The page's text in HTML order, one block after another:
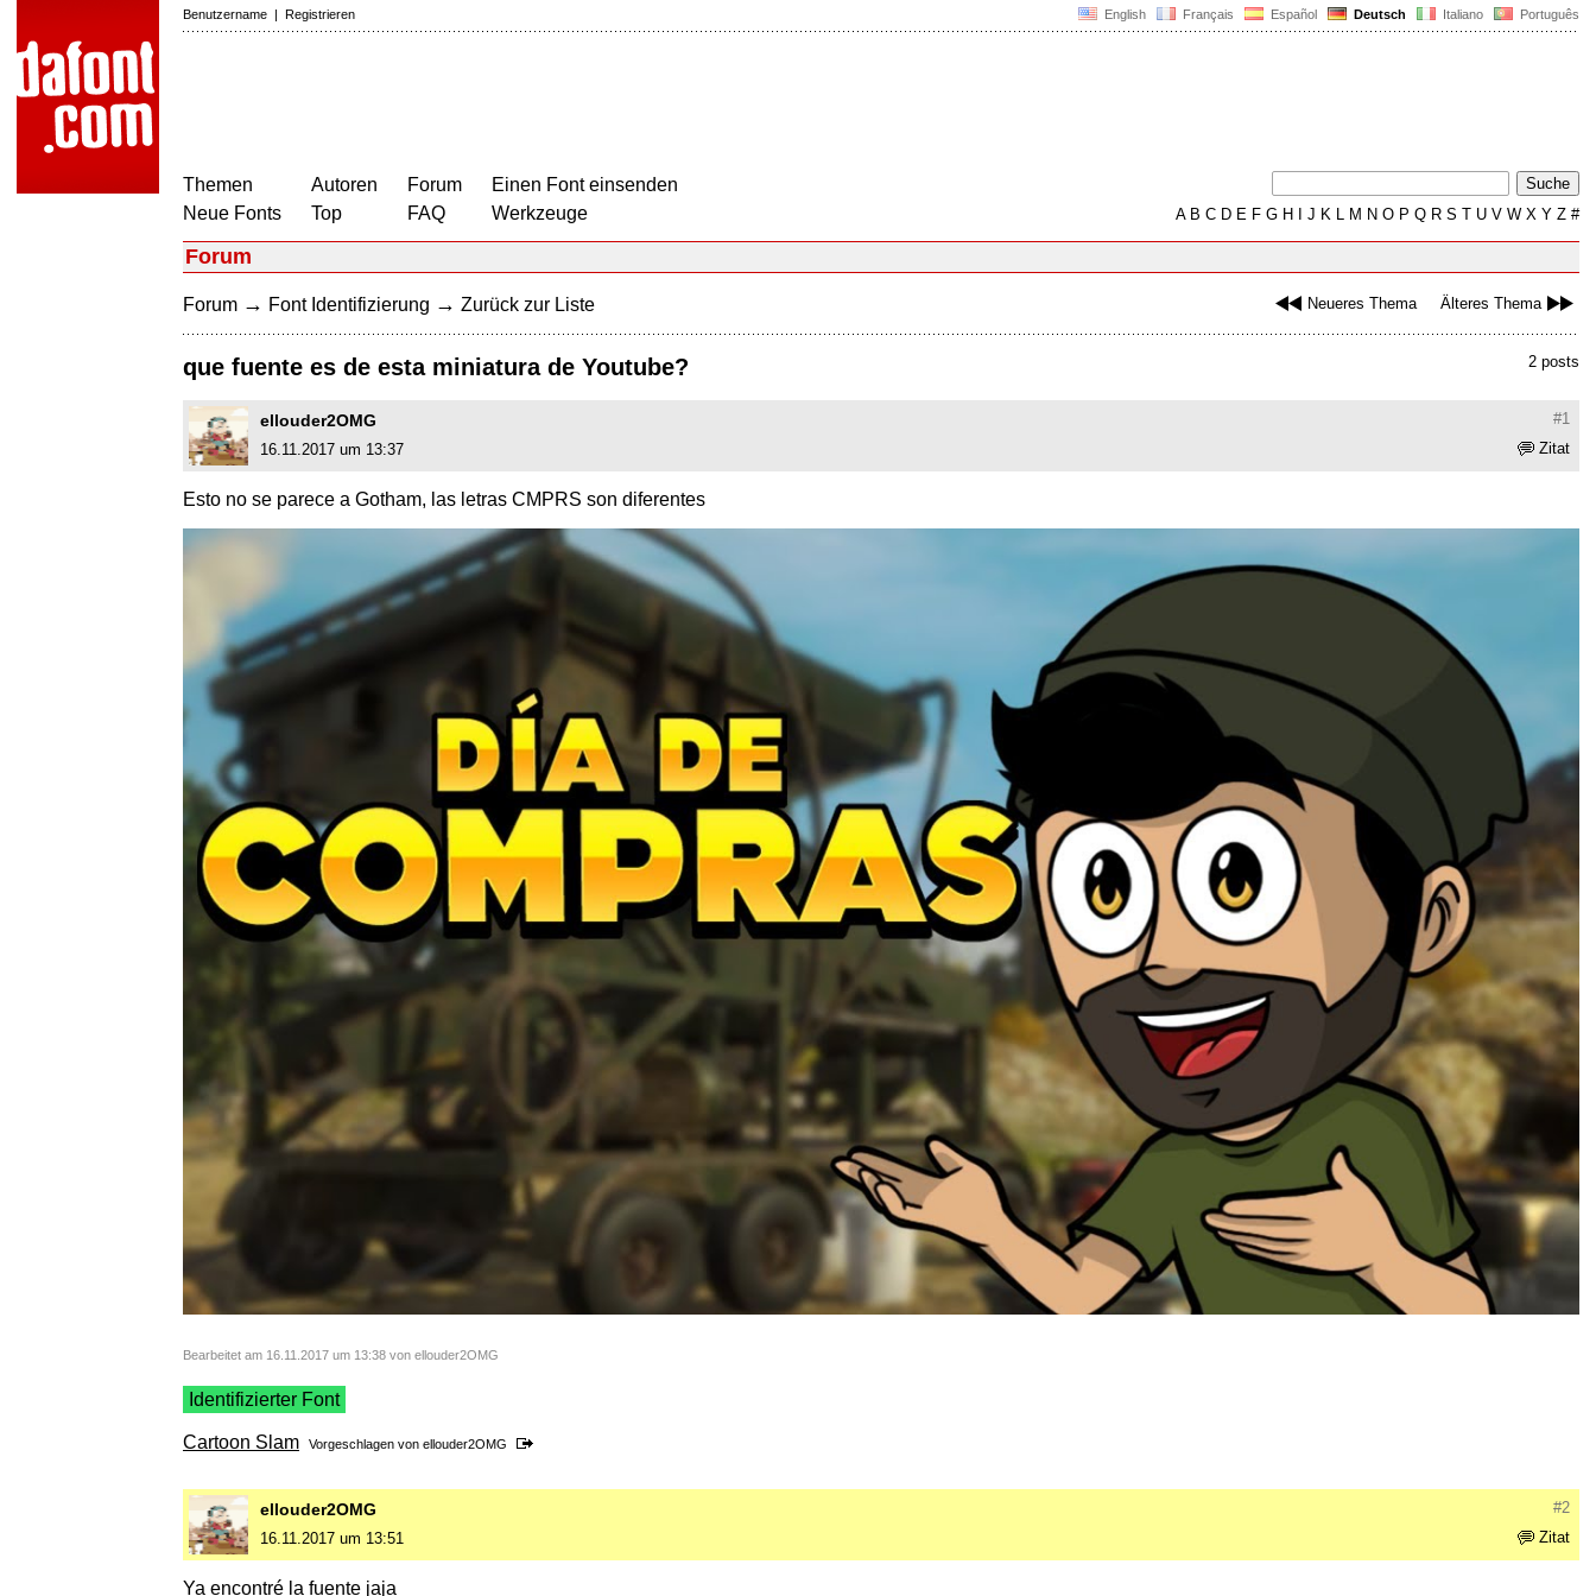
English Français Español Deutsch Italiano Português
Benutzername | Registrieren
Themen
Neue Fonts
Autoren
Top
Forum
FAQ
Einen Font einsenden
Werkzeuge
AB C D E F G H J K L M N O P Q R S T U V W X Y Z #
Forum
Neueres Thema Älteres Thema
Forum → Font Identifizierung → Zurück zur Liste
2 posts
que fuente es de esta miniatura de Youtube?
#1
ellouder2OMG
Zitat
16.11.2017 um 13:37
Esto no se parece a Gotham, las letras CMPRS son diferentes
Bearbeitet am 16.11.2017 um 13:38 von ellouder2OMG
Identifizierter Font
Cartoon Slam Vorgeschlagen von ellouder2OMG
#2
ellouder2OMG
Zitat
16.11.2017 um 13:51
Ya encontré la fuente jaja